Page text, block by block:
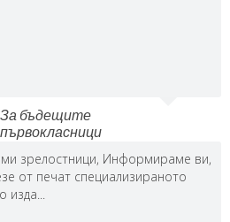
Среща в училище
Обяд
За бъдещите
първокласници
зрелостници, Информираме ви,
от печат специализираното
изда...